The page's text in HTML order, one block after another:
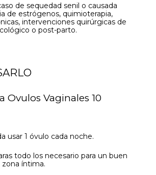
de sequedad senil o causada
de estrógenos, quimioterapia,
intervenciones quirúrgicas de
o post-parto.
Ovulos Vaginales 10
usar 1 óvulo cada noche.
todo los necesario para un buen
zona íntima.